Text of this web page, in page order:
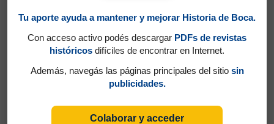
Tu aporte ayuda a mantener y mejorar Historia de Boca.
Con acceso activo podés descargar PDFs de revistas
históricos difíciles de encontrar en Internet.
Además, navegás las páginas principales del sitio sin
publicidades.
Colaborar y acceder